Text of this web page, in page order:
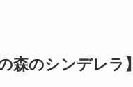
の森のシンデレ